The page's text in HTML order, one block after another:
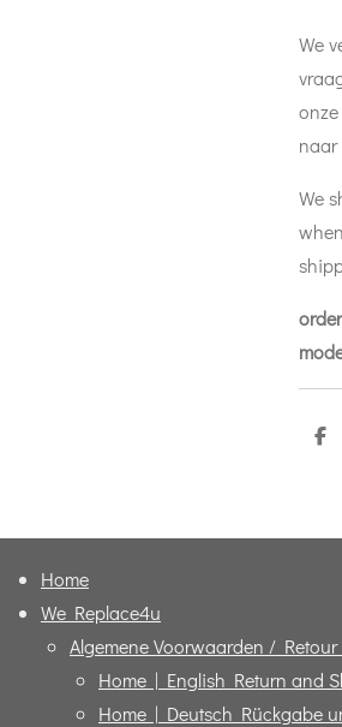
We
naar
We
D
Home
We Replace4u
Algemene Voorwaarden / Retour
Home | English Return and
Home | Deutsch Rückgabe